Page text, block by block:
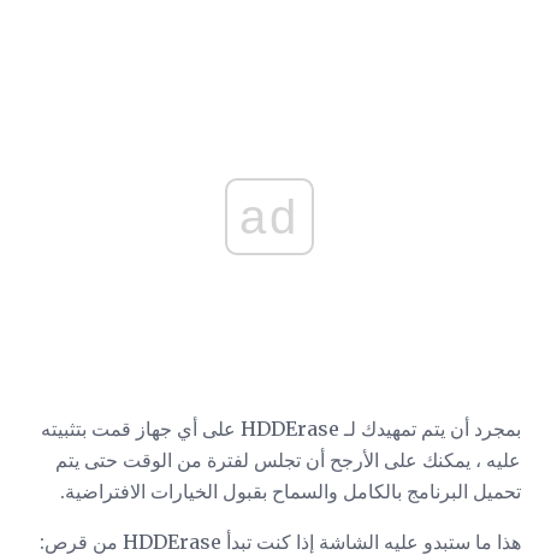
ad
بمجرد أن يتم تمهيدك لـ HDDErase على أي جهاز قمت بتثبيته
عليه ، يمكنك على الأرجح أن تجلس لفترة من الوقت حتى يتم
تحميل البرنامج بالكامل والسماح بقبول الخيارات الافتراضية.
هذا ما ستبدو عليه الشاشة إذا كنت تبدأ HDDErase من قرص: